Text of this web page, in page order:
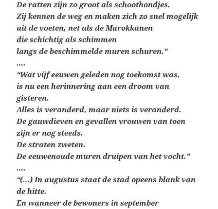
De ratten zijn zo groot als schoothondjes.
Zij kennen de weg en maken zich zo snel mogelijk
uit de voeten, net als de Marokkanen
die schichtig als schimmen
langs de beschimmelde muren schuren.”
….
“Wat vijf eeuwen geleden nog toekomst was,
is nu een herinnering aan een droom van
gisteren.
Alles is veranderd, maar niets is veranderd.
De gauwdieven en gevallen vrouwen van toen
zijn er nog steeds.
De straten zweten.
De eeuwenoude muren druipen van het vocht.”
….
“(…) In augustus staat de stad opeens blank van
de hitte.
En wanneer de bewoners in september